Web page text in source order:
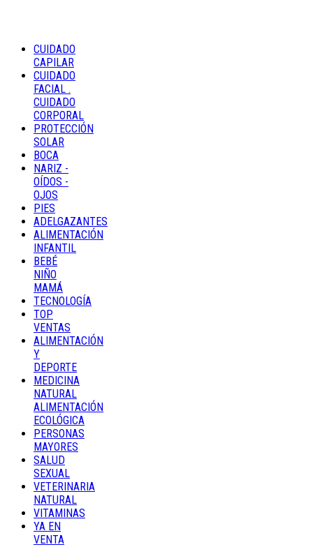
CUIDADO
CAPILAR
CUIDADO
FACIAL .
CUIDADO
CORPORAL
PROTECCIÓN
SOLAR
BOCA
NARIZ -
OÍDOS -
OJOS
PIES
ADELGAZANTES
ALIMENTACIÓN
INFANTIL
BEBÉ
NIÑO
MAMÁ
TECNOLOGÍA
TOP
VENTAS
ALIMENTACIÓN
Y
DEPORTE
MEDICINA
NATURAL
ALIMENTACIÓN
ECOLÓGICA
PERSONAS
MAYORES
SALUD
SEXUAL
VETERINARIA
NATURAL
VITAMINAS
YA EN
VENTA